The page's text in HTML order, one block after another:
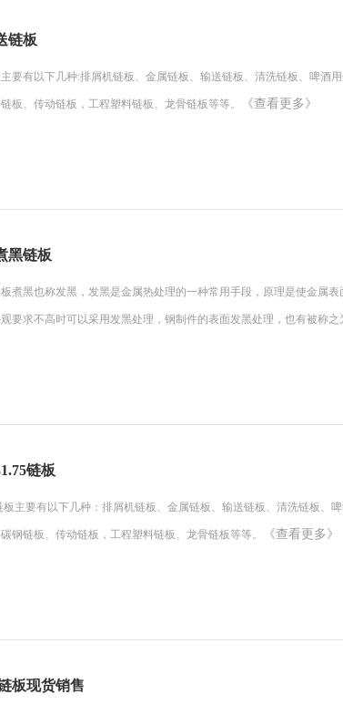
链板
要有以下几种:排屑机链板、金属链板、输送链板、清洗链板、啤酒
板、传动链板，工程塑料链板、龙骨链板等等。 《查看更多》
黑链板
煮黑也称发黑，发黑是金属热处理的一种常用手段，原理是使金属
要求不高时可以采用发黑处理，钢制件的表面发黑处理，也有被称之
链板
板主要有以下几种：排屑机链板、金属链板、输送链板、清洗链板、
钢链板、传动链板，工程塑料链板、龙骨链板等等。 《查看更多》
板现货销售